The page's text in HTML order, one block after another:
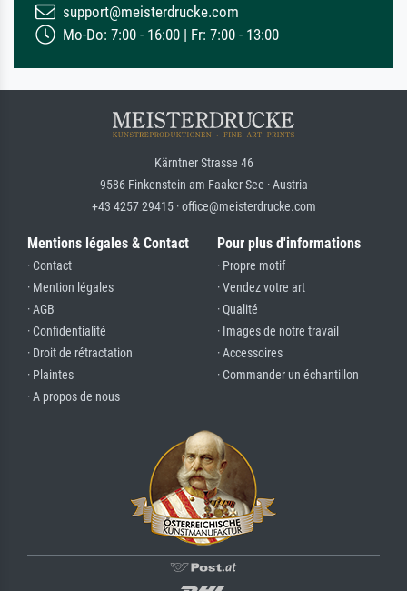
support@meisterdrucke.com
Mo-Do: 7:00 - 16:00 | Fr: 7:00 - 13:00
Kärntner Strasse 46
9586 Finkenstein am Faaker See · Austria
+43 4257 29415 · office@meisterdrucke.com
Mentions légales & Contact
· Contact
· Mention légales
· AGB
· Confidentialité
· Droit de rétractation
· Plaintes
· A propos de nous
Pour plus d'informations
· Propre motif
· Vendez votre art
· Qualité
· Images de notre travail
· Accessoires
· Commander un échantillon